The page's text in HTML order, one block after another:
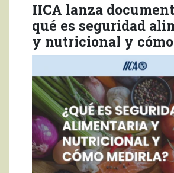
IICA lanza
qué es seguridad
y nutricional y